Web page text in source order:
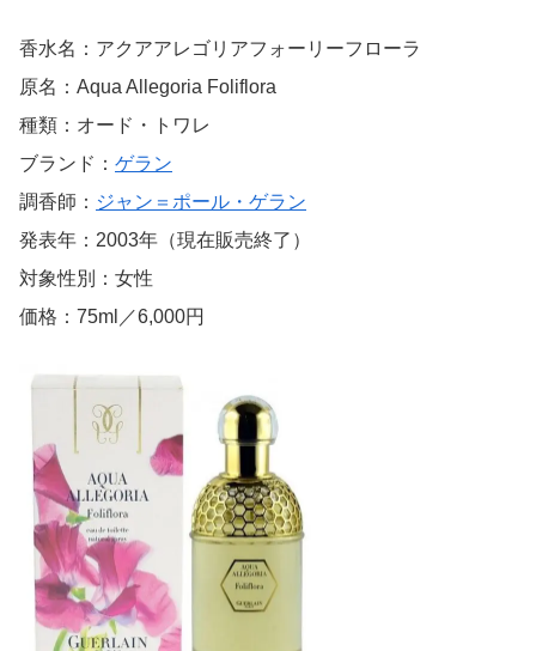
香水名：アクアアレゴリアフォーリーフローラ
原名：Aqua Allegoria Foliflora
種類：オード・トワレ
ブランド： ゲラン
調香師： ジャン＝ポール・ゲラン
発表年：2003年（現在販売終了）
対象性別：女性
価格：75ml／6,000円